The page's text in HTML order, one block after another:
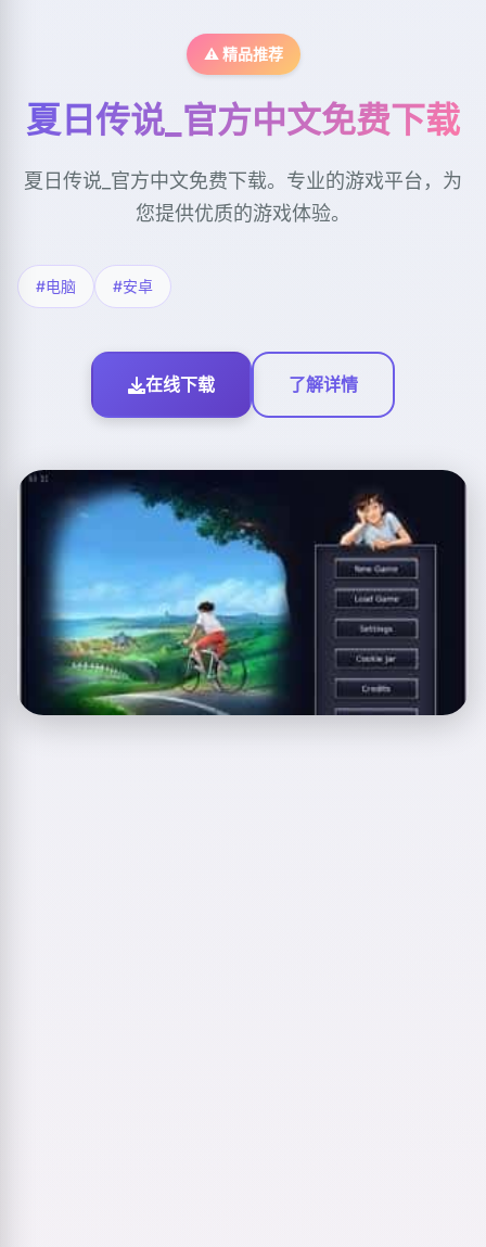
⚠️ 精品推荐
夏日传说_官方中文免费下载
夏日传说_官方中文免费下载。专业的游戏平台，为
您提供优质的游戏体验。
#电脑 #安卓
在线下载 了解详情